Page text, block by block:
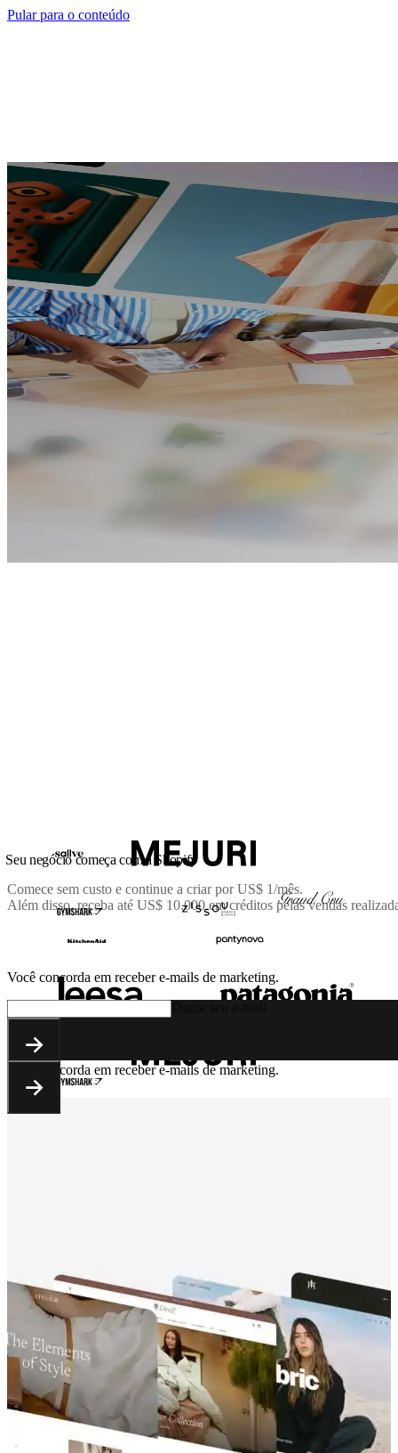
Pular para o conteúdo
Seu negócio começa com a Shopify
Comece sem custo e continue a criar porUS$ 1/mês.
Além disso, receba até US$ 10.000 em créditos pelas vendas
Você concorda em receber e-mails de marketing.
Você concorda em receber e-mails de marketing.